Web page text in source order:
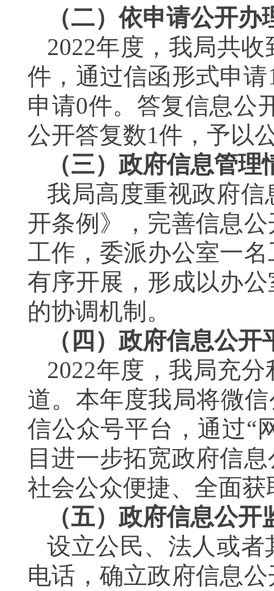
（二）依申请公开办
2022年度，我局共
件，通过信函形式申
申请0件。答复信息公
公开答复数1件，予以
（三）政府信息管理
我局高度重视政府
开条例》，完善信息
工作，委派办公室一
有序开展，形成以办
的协调机制。
（四）政府信息公
2022年度，我局充
道。本年度我局将微
信公众号平台，通过“
目进一步拓宽政府信
社会公众便捷、全面
（五）政府信息公
设立公民、法人或
电话，确立政府信息